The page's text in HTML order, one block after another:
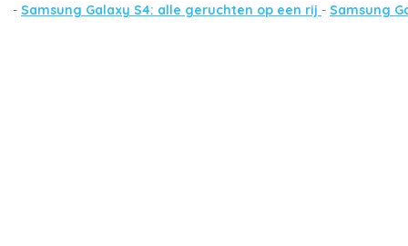
- Samsung Galaxy S4: alle geruchten op een rij - Samsung